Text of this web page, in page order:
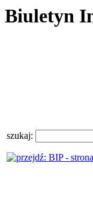
Biuletyn
szukaj: